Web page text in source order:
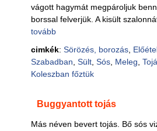
vágott hagymát megpároljuk
borssal felverjük. A kisült
tovább
cimkék: Sörözés, borozás,
Szabadban Sült, Sós, Meleg
Koleszban főztük
Buggyantott tojás
Más néven bevert tojás. Bő sós